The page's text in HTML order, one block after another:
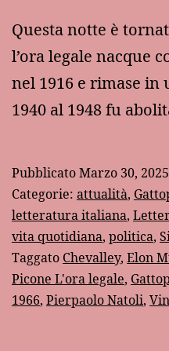
Questa notte è
l’ora legale nacque
nel 1916 e rimase in
1940 al 1948 fu
PubblicatoMarzo 30, 2025
Categorie: attualità,
letteratura italiana,
vita quotidiana, politica,
Taggato Chevalley, Elon
Picone L'ora legale,
1966, Pierpaolo Natoli,